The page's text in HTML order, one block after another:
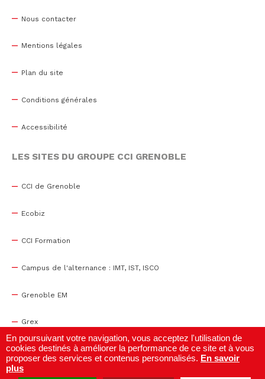
Nous contacter
Mentions légales
Plan du site
Conditions générales
Accessibilité
LES SITES DU GROUPE CCI GRENOBLE
CCI de Grenoble
Ecobiz
CCI Formation
Campus de l'alternance : IMT, IST, ISCO
Grenoble EM
Grex
WTC Grenoble
Centre de congrès
En poursuivant votre navigation, vous acceptez l'utilisation de
cookies destinés à améliorer la performance de ce site et à vous
proposer des services et contenus personnalisés. En savoir
plus